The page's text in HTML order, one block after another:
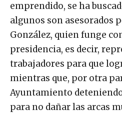
emprendido, se ha
algunos son asesorados
González, quien funge
presidencia, es decir,
trabajadores para que
mientras que, por otra
Ayuntamiento
para no dañar las arcas